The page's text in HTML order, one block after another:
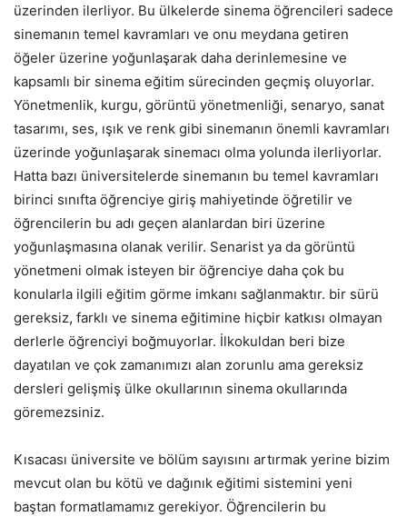
üzerinden ilerliyor. Bu ülkelerde sinema öğrencileri sadece
sinemanın temel kavramları ve onu meydana getiren
öğeler üzerine yoğunlaşarak daha derinlemesine ve
kapsamlı bir sinema eğitim sürecinden geçmiş oluyorlar.
Yönetmenlik, kurgu, görüntü yönetmenliği, senaryo, sanat
tasarımı, ses, ışık ve renk gibi sinemanın önemli kavramları
üzerinde yoğunlaşarak sinemacı olma yolunda ilerliyorlar.
Hatta bazı üniversitelerde sinemanın bu temel kavramları
birinci sınıfta öğrenciye giriş mahiyetinde öğretilir ve
öğrencilerin bu adı geçen alanlardan biri üzerine
yoğunlaşmasına olanak verilir. Senarist ya da görüntü
yönetmeni olmak isteyen bir öğrenciye daha çok bu
konularla ilgili eğitim görme imkanı sağlanmaktır. bir sürü
gereksiz, farklı ve sinema eğitimine hiçbir katkısı olmayan
derlerle öğrenciyi boğmuyorlar. İlkokuldan beri bize
dayatılan ve çok zamanımızı alan zorunlu ama gereksiz
dersleri gelişmiş ülke okullarının sinema okullarında
göremezsiniz.
Kısacası üniversite ve bölüm sayısını artırmak yerine bizim
mevcut olan bu kötü ve dağınık eğitimi sistemini yeni
baştan formatlamamız gerekiyor. Öğrencilerin bu